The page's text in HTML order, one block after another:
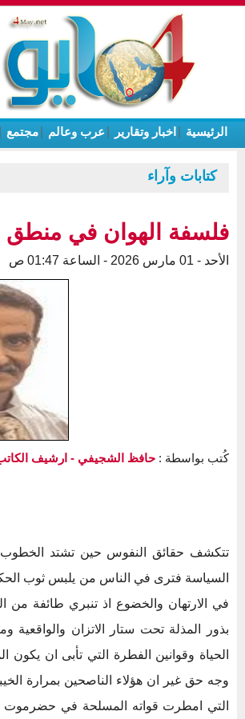
الرئيسية اخبار وتقارير عرب وعالم مجتمع
كتابات وآراء
فلسفة الهوان في منطق
الأحد - 01 مارس 2026 - الساعة 01:47 ص
كُتب بواسطة : حافظ الشجيفي - ارشيف
تتكشف حقائق النفوس حين تشتد الخطوب
السياسة فترى في الناس من يلبس ثوب
في الارتهان والخضوع اذ تنبري طائفة
بذور المذلة تحت ستار الاتزان
الحياة وقوانين الفطرة التي تأبى ان يكون
وجه حق غير ان هؤلاء الناصحين بمرارة
التي امطرت قواته المسلحة في حضرموت